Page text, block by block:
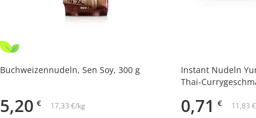
Buchweizennudeln, Sen Soy, 300 g
5,20 € 17,33 €/kg
Instant Nudeln
Thai-
0,71 € 11,83